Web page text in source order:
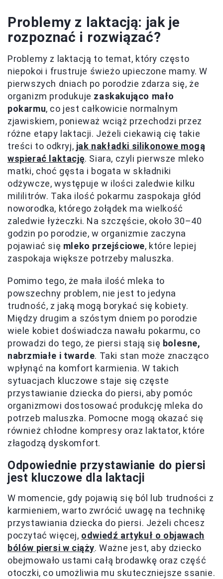
Problemy z laktacją: jak je
rozpoznać i rozwiązać?
Problemy z laktacją to temat, który często
niepokoi i frustruje świeżo upieczone mamy. W
pierwszych dniach po porodzie zdarza się, że
organizm produkuje zaskakująco mało
pokarmu, co jest całkowicie normalnym
zjawiskiem, ponieważ wciąż przechodzi przez
różne etapy laktacji. Jeżeli ciekawią cię takie
treści to odkryj, jak nakładki silikonowe mogą
wspierać laktację. Siara, czyli pierwsze mleko
matki, choć gęsta i bogata w składniki
odżywcze, występuje w ilości zaledwie kilku
mililitrów. Taka ilość pokarmu zaspokaja głód
noworodka, którego żołądek ma wielkość
zaledwie łyżeczki. Na szczęście, około 30–40
godzin po porodzie, w organizmie zaczyna
pojawiać się mleko przejściowe, które lepiej
zaspokaja większe potrzeby maluszka.
Pomimo tego, że mała ilość mleka to
powszechny problem, nie jest to jedyna
trudność, z jaką mogą borykać się kobiety.
Między drugim a szóstym dniem po porodzie
wiele kobiet doświadcza nawału pokarmu, co
prowadzi do tego, że piersi stają się bolesne,
nabrzmiałe i twarde. Taki stan może znacząco
wpłynąć na komfort karmienia. W takich
sytuacjach kluczowe staje się częste
przystawianie dziecka do piersi, aby pomóc
organizmowi dostosować produkcję mleka do
potrzeb maluszka. Pomocne mogą okazać się
również chłodne kompresy oraz laktator, które
złagodzą dyskomfort.
Odpowiednie przystawianie do piersi
jest kluczowe dla laktacji
W momencie, gdy pojawią się ból lub trudności z
karmieniem, warto zwrócić uwagę na technikę
przystawiania dziecka do piersi. Jeżeli chcesz
poczytać więcej, odwiedź artykuł o objawach
bólów piersi w ciąży. Ważne jest, aby dziecko
obejmowało ustami całą brodawkę oraz część
otoczki, co umożliwia mu skuteczniejsze ssanie.